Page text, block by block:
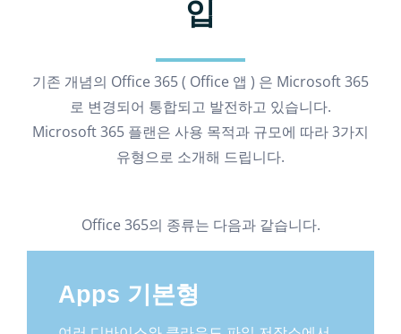
입
기존 개념의 Office 365 ( Office 앱 ) 은 Microsoft 365
로 변경되어 통합되고 발전하고 있습니다.
Microsoft 365 플랜은 사용 목적과 규모에 따라3가지
유형으로 소개해 드립니다.
Office 365의 종류는 다음과 같습니다.
Apps 기본형